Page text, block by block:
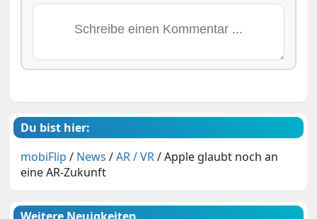
Du bist hier:
mobiFlip / News /AR / VR/Apple glaubt noch an
eine AR-Zukunft